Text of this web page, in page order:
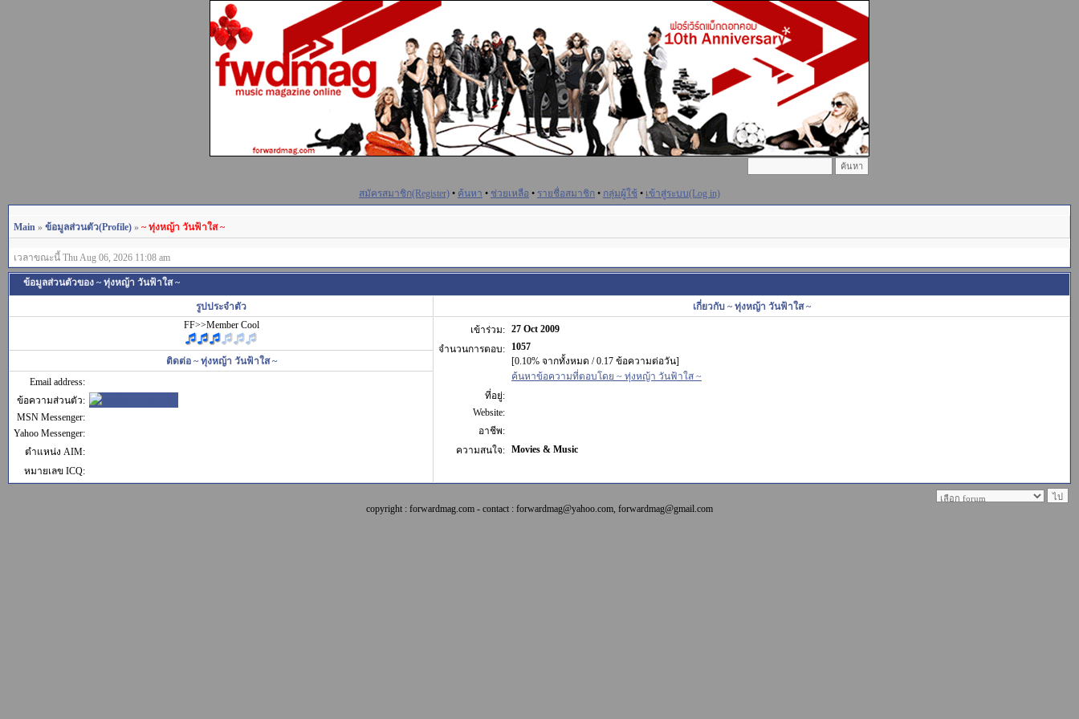
สมัครสมาชิก(Register) • ค้นหา • ช่วยเหลือ • รายชื่อสมาชิก • กลุ่มผู้ใช้ • เข้าสู่ระบบ(Log in)
Main » ข้อมูลส่วนตัว(Profile) » ~ ทุ่งหญ้า วันฟ้าใส ~
เวลาขณะนี้ Thu Aug 06, 2026 11:08 am
ข้อมูลส่วนตัวของ ~ ทุ่งหญ้า วันฟ้าใส ~
รูปประจำตัว
เกี่ยวกับ ~ ทุ่งหญ้า วันฟ้าใส ~
FF>>Member Cool
เข้าร่วม: 27 Oct 2009
จำนวนการตอบ:
1057
[0.10% จากทั้งหมด / 0.17 ข้อความต่อวัน]
ค้นหาข้อความที่ตอบโดย ~ ทุ่งหญ้า วันฟ้าใส ~
ที่อยู่:
Website:
อาชีพ:
ความสนใจ: Movies & Music
ติดต่อ ~ ทุ่งหญ้า วันฟ้าใส ~
Email address:
ข้อความส่วนตัว:
MSN Messenger:
Yahoo Messenger:
ตำแหน่ง AIM:
หมายเลข ICQ:
copyright : forwardmag.com - contact : forwardmag@yahoo.com, forwardmag@gmail.com